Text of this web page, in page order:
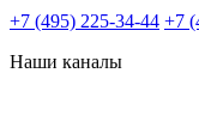
+7 (495) 225-34-44 +7
Наши каналы